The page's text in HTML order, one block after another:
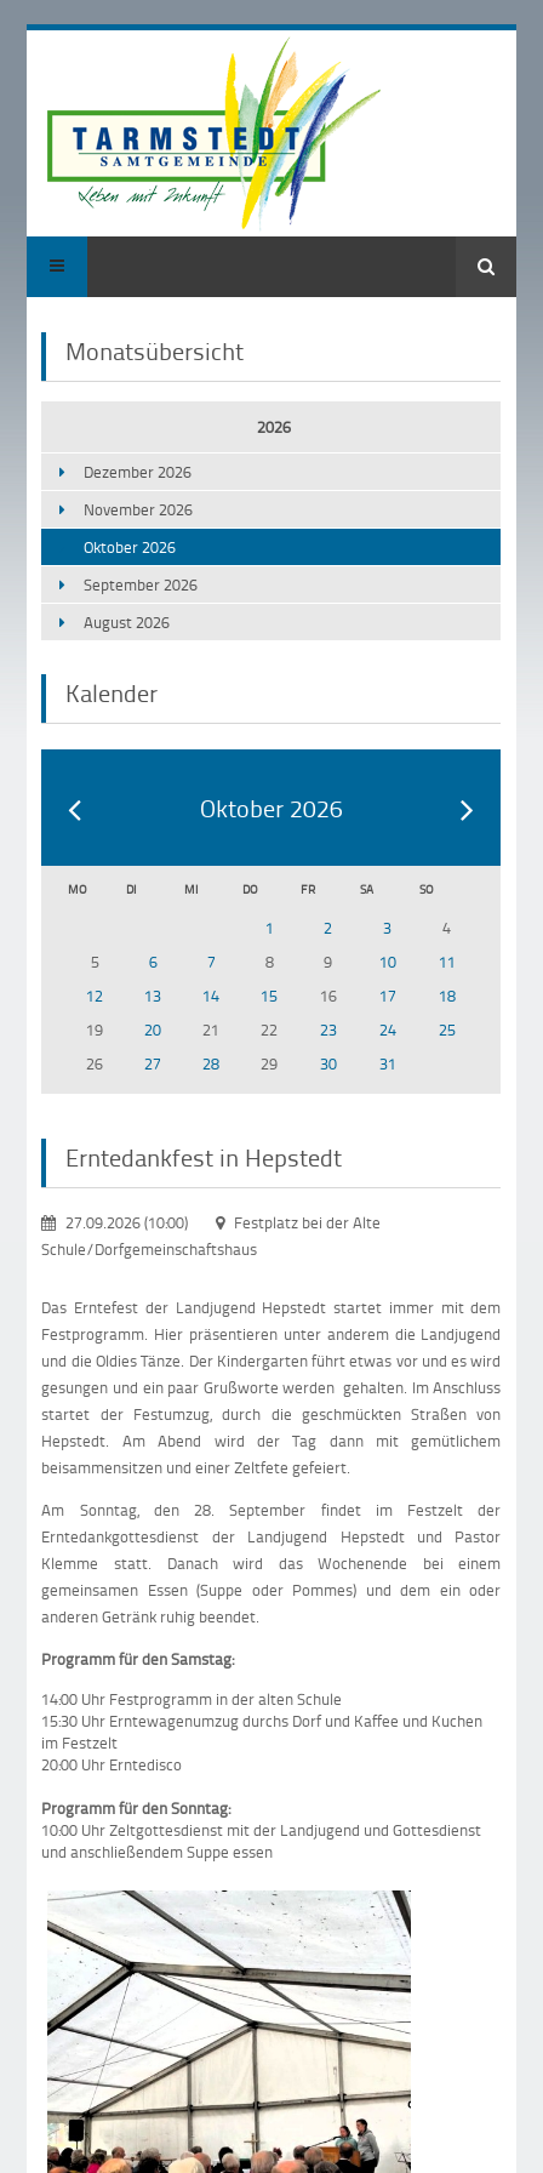
Suche
Monatsübersicht
2026
Dezember 2026
November 2026
Oktober 2026
September 2026
August 2026
Kalender
Oktober 2026
MO DI MI DO FR SA SO
1 2 3
4
5
6 7 8 9 10
11
12
13 14 15 16 17
18
19
20 21 22 23 24
25
26
27 28 29 30 31
Erntedankfest in Hepstedt
27.09.2026 (10:00)
Festplatz bei der Alte
Schule/Dorfgemeinschaftshaus
Das Erntefest der Landjugend Hepstedt startet immer mit dem
Festprogramm. Hier präsentieren unter anderem die Landjugend
und die Oldies Tänze. Der Kindergarten führt etwas vor und es wird
gesungen und ein paar Grußworte werden gehalten. Im Anschluss
startet der Festumzug, durch die geschmückten Straßen von
Hepstedt. Am Abend wird der Tag dann mit gemütlichem
beisammensitzen und einer Zeltfete gefeiert.
Am Sonntag, den 28. September findet im Festzelt der
Erntedankgottesdienst der Landjugend Hepstedt und Pastor
Klemme statt. Danach wird das Wochenende bei einem
gemeinsamen Essen (Suppe oder Pommes) und dem ein oder
anderen Getränk ruhig beendet.
Programm für den Samstag:
14:00 Uhr Festprogramm in der alten Schule
15:30 Uhr Erntewagenumzug durchs Dorf und Kaffee und Kuchen
im Festzelt
20:00 Uhr Erntedisco
Programm für den Sonntag:
10:00 Uhr Zeltgottesdienst mit der Landjugend und Gottesdienst
und anschließendem Suppe essen